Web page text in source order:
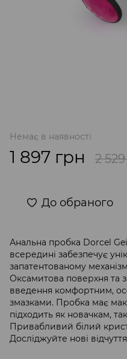
Немає в наявності
1 897 грн 2
До обраного
Анальна пробка Dorcel
всередині забезпечує
запатентованому
Оксамитова поверхня та
введення комфортним,
змазками. Пробка має
підходить як новачкам,
Привабливий білий
Досліджуйте нові